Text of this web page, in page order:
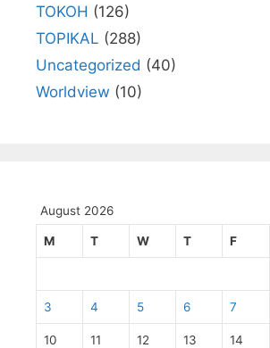
TOKOH (126)
TOPIKAL (288)
Uncategorized (40)
Worldview (10)
August 2026
M T W T F
3 4 5 6 7
10 11 12 13 14